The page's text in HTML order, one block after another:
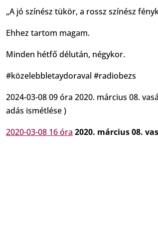
„A jó színész tükör, a rossz színész
Ehhez tartom magam.
Minden hétfő délután, négykor.
#közelebbletaydoraval #radiobezs
2024-03-08 09 óra 2020. március 08.
adás ismétlése )
2020-03-08 16 óra 2020. március 08.